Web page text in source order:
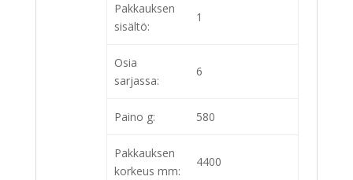
Pakkauksen
sisältö:
1
Osia
sarjassa:
6
Paino g: 580
Pakkauksen
korkeus mm:
4400